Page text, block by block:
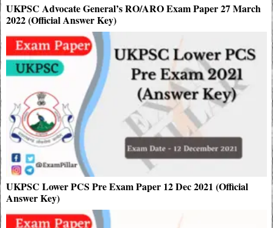
UKPSC Advocate General’s RO/ARO Exam Paper 27 March
2022 (Official Answer Key)
UKPSC Lower PCS Pre Exam Paper 12 Dec 2021 (Official
Answer Key)